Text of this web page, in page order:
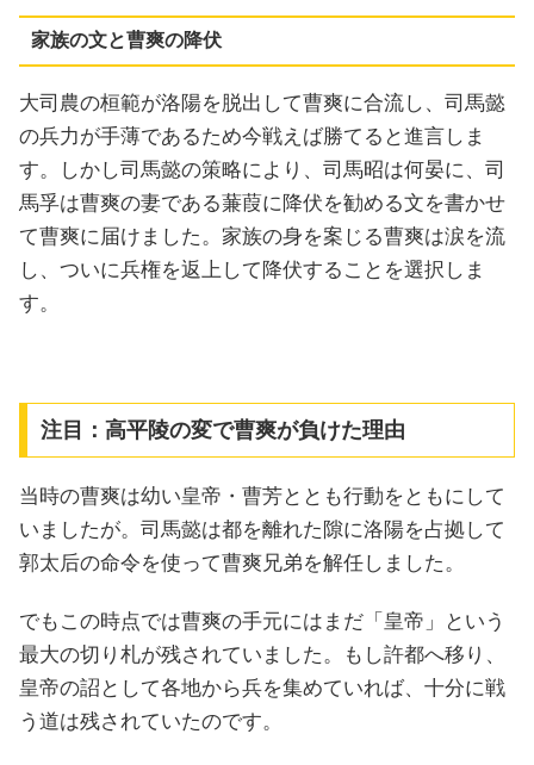
家族の文と曹爽の降伏
大司農の桓範が洛陽を脱出して曹爽に合流し、司馬懿
の兵力が手薄であるため今戦えば勝てると進言しま
す。しかし司馬懿の策略により、司馬昭は何晏に、司
馬孚は曹爽の妻である蒹葭に降伏を勧める文を書かせ
て曹爽に届けました。家族の身を案じる曹爽は涙を流
し、ついに兵権を返上して降伏することを選択しま
す。
注目：高平陵の変で曹爽が負けた理由
当時の曹爽は幼い皇帝・曹芳ととも行動をともにして
いましたが。司馬懿は都を離れた隙に洛陽を占拠して
郭太后の命令を使って曹爽兄弟を解任しました。
でもこの時点では曹爽の手元にはまだ「皇帝」という
最大の切り札が残されていました。もし許都へ移り、
皇帝の詔として各地から兵を集めていれば、十分に戦
う道は残されていたのです。